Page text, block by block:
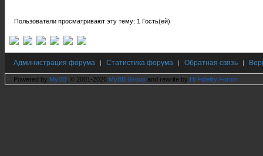
Пользователи просматривают эту тему: 1 Гость(ей)
Администрация форума | Статистика форума | Обратная связь |
Powered by MyBB , © 2001-2026 MyBB Group and rewrite by Hi Fidelity Forum